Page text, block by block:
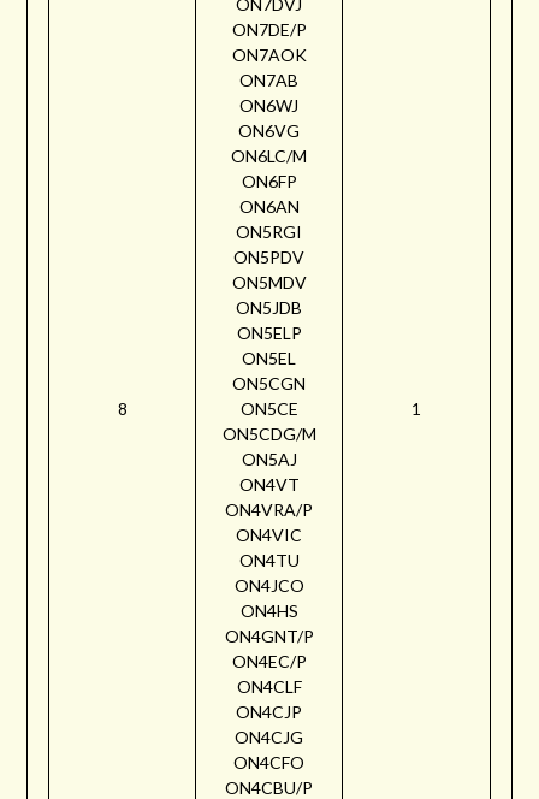
8
ON7DE/P
ON7AOK
ON7AB
ON6WJ
ON6VG
ON6LC/M
ON6FP
ON6AN
ON5RGI
ON5PDV
ON5MDV
ON5JDB
ON5ELP
ON5EL
ON5CGN
ON5CE
ON5CDG/M
ON5AJ
ON4VT
ON4VRA/P
ON4VIC
ON4TU
ON4JCO
ON4HS
ON4GNT/P
ON4EC/P
ON4CLF
ON4CJP
ON4CJG
ON4CFO
ON4CBU/P
1